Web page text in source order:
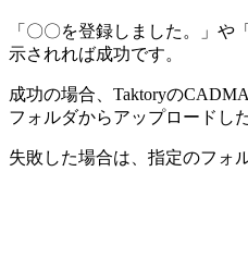
「〇〇を登録しました。」や
示されれば成功です。
成功の場合、Taktoryの
フォルダからアップロードし
失敗した場合は、指定のフォ